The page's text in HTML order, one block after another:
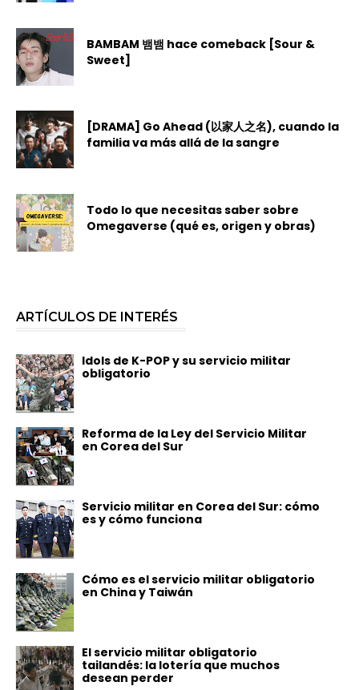
BAMBAM 뱀뱀 hace comeback [Sour &
Sweet]
[DRAMA] Go Ahead (以家人之名), cuando la
familia va más allá de la sangre
Todo lo que necesitas saber sobre
Omegaverse (qué es, origen y obras)
ARTÍCULOS DE INTERÉS
Idols de K-POP y su servicio militar
obligatorio
Reforma de la Ley del Servicio Militar
en Corea del Sur
Servicio militar en Corea del Sur: cómo
es y cómo funciona
Cómo es el servicio militar obligatorio
en China y Taiwán
El servicio militar obligatorio
tailandés: la lotería que muchos
desean perder